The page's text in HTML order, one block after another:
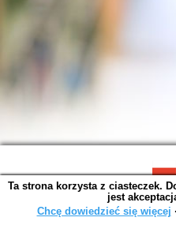
SOWA OPAC v.
Ta strona korzysta z ciasteczek.
jest
Chcę dowiedzieć się więcej ∙